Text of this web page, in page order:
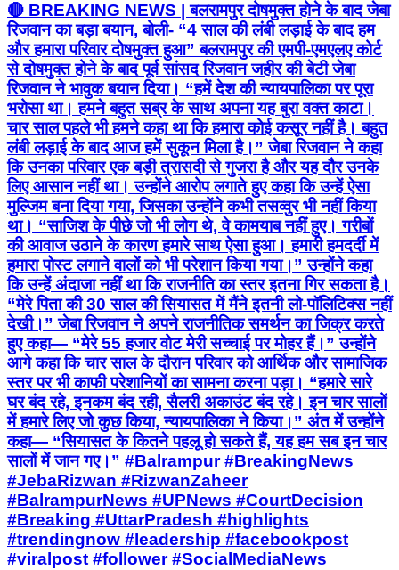
🔴 BREAKING NEWS | बलरामपुर दोषमुक्त होने के बाद जेबा
रिजवान का बड़ा बयान, बोली- “4 साल की लंबी लड़ाई के बाद हम
और हमारा परिवार दोषमुक्त हुआ” बलरामपुर की एमपी-एमएलए कोर्ट
से दोषमुक्त होने के बाद पूर्व सांसद रिजवान जहीर की बेटी जेबा
रिजवान ने भावुक बयान दिया। “हमें देश की न्यायपालिका पर पूरा
भरोसा था। हमने बहुत सब्र के साथ अपना यह बुरा वक्त काटा।
चार साल पहले भी हमने कहा था कि हमारा कोई कसूर नहीं है। बहुत
लंबी लड़ाई के बाद आज हमें सुकून मिला है।” जेबा रिजवान ने कहा
कि उनका परिवार एक बड़ी त्रासदी से गुजरा है और यह दौर उनके
लिए आसान नहीं था। उन्होंने आरोप लगाते हुए कहा कि उन्हें ऐसा
मुल्जिम बना दिया गया, जिसका उन्होंने कभी तसव्वुर भी नहीं किया
था। “साजिश के पीछे जो भी लोग थे, वे कामयाब नहीं हुए। गरीबों
की आवाज उठाने के कारण हमारे साथ ऐसा हुआ। हमारी हमदर्दी में
हमारा पोस्ट लगाने वालों को भी परेशान किया गया।” उन्होंने कहा
कि उन्हें अंदाजा नहीं था कि राजनीति का स्तर इतना गिर सकता है।
“मेरे पिता की 30 साल की सियासत में मैंने इतनी लो-पॉलिटिक्स नहीं
देखी।” जेबा रिजवान ने अपने राजनीतिक समर्थन का जिक्र करते
हुए कहा— “मेरे 55 हजार वोट मेरी सच्चाई पर मोहर हैं।” उन्होंने
आगे कहा कि चार साल के दौरान परिवार को आर्थिक और सामाजिक
स्तर पर भी काफी परेशानियों का सामना करना पड़ा। “हमारे सारे
घर बंद रहे, इनकम बंद रही, सैलरी अकाउंट बंद रहे। इन चार सालों
में हमारे लिए जो कुछ किया, न्यायपालिका ने किया।” अंत में उन्होंने
कहा— “सियासत के कितने पहलू हो सकते हैं, यह हम सब इन चार
सालों में जान गए।” #Balrampur #BreakingNews
#JebaRizwan #RizwanZaheer
#BalrampurNews #UPNews #CourtDecision
#Breaking #UttarPradesh #highlights
#trendingnow #leadership #facebookpost
#viralpost #follower #SocialMediaNews